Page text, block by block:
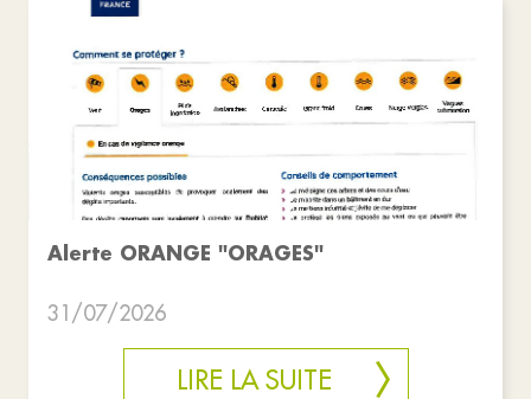
Alerte ORANGE "ORAGES"
31/07/2026
LIRE LA SUITE